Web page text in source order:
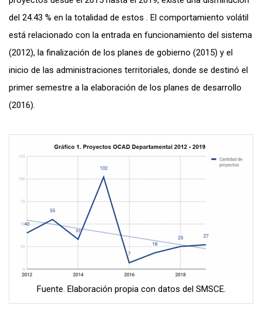
del 24.43 % en la totalidad de estos . El comportamiento volátil
está relacionado con la entrada en funcionamiento del sistema
(2012), la finalización de los planes de gobierno (2015) y el
inicio de las administraciones territoriales, donde se destinó el
primer semestre a la elaboración de los planes de desarrollo
(2016).
Fuente. Elaboración propia con datos del SMSCE.